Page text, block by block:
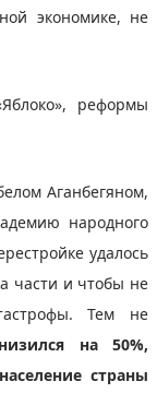
экономике, не
реформы
Аганбегяном,
народного
удалось
части и чтобы не
Тем не
на 50%,
страны